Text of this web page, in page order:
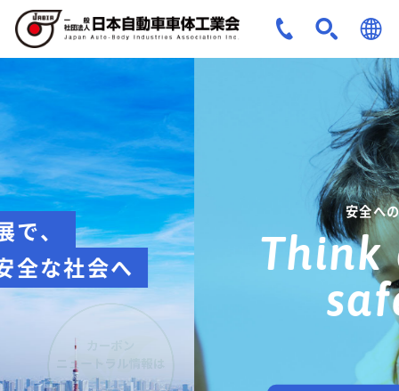
JPN
ENG
安全への取組み
Think about
safety